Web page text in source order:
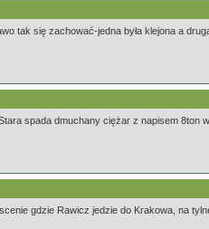
tak się zachować-jedna była klejona a
spada dmuchany ciężar z napisem 8ton
gdzie Rawicz jedzie do Krakowa, na